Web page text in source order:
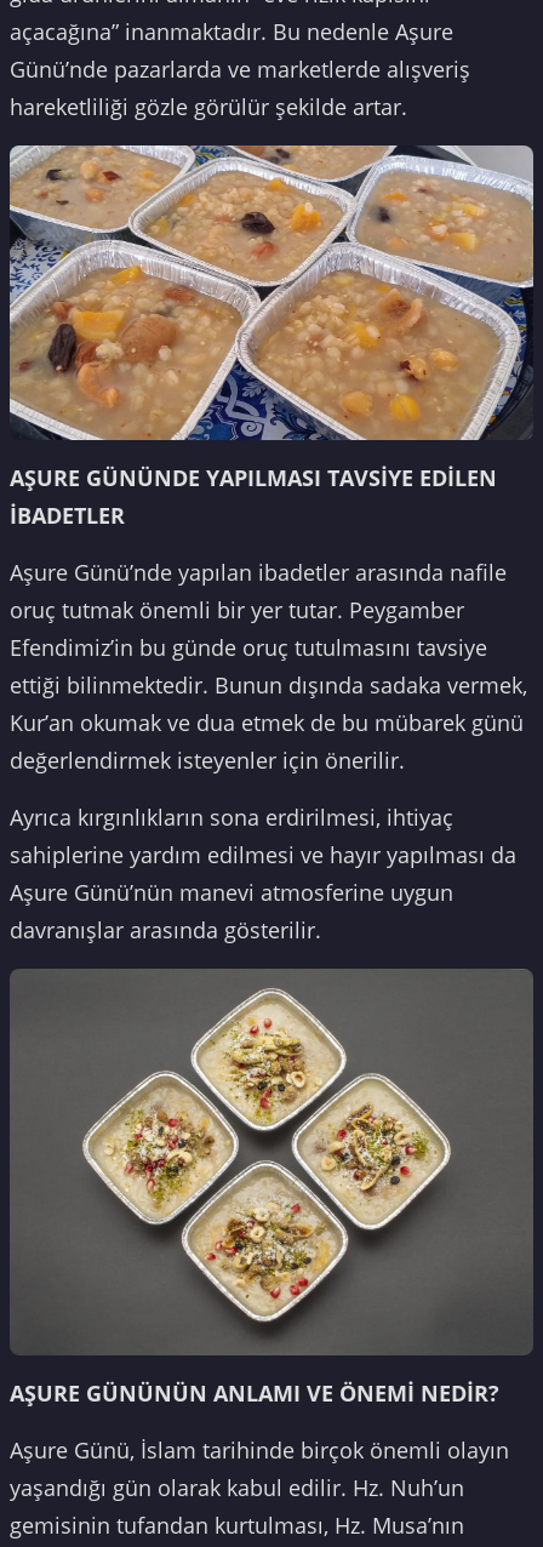
açacağına” inanmaktadır. Bu nedenle Aşure
Günü’nde pazarlarda ve marketlerde alışveriş
hareketliliği gözle görülür şekilde artar.
AŞURE GÜNÜNDE YAPILMASI TAVSİYE EDİLEN
İBADETLER
Aşure Günü’nde yapılan ibadetler arasında nafile
oruç tutmak önemli bir yer tutar. Peygamber
Efendimiz’in bu günde oruç tutulmasını tavsiye
ettiği bilinmektedir. Bunun dışında sadaka vermek,
Kur’an okumak ve dua etmek de bu mübarek günü
değerlendirmek isteyenler için önerilir.
Ayrıca kırgınlıkların sona erdirilmesi, ihtiyaç
sahiplerine yardım edilmesi ve hayır yapılması da
Aşure Günü’nün manevi atmosferine uygun
davranışlar arasında gösterilir.
AŞURE GÜNÜNÜN ANLAMI VE ÖNEMİ NEDİR?
Aşure Günü, İslam tarihinde birçok önemli olayın
yaşandığı gün olarak kabul edilir. Hz. Nuh’un
gemisinin tufandan kurtulması, Hz. Musa’nın